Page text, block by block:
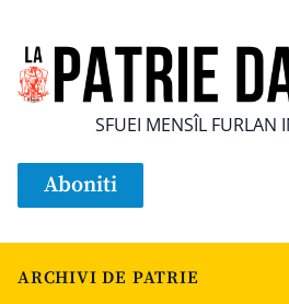
SFUEI MENSÎL FURLAN
Aboniti
ARCHIVI DE PATRIE